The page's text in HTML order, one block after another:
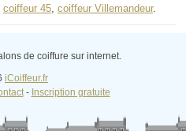
coiffeur 45, coiffeur Villemandeur.
de coiffure sur internet.
iCoiffeur.fr
- Inscription gratuite